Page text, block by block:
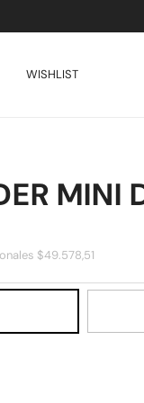
WISHLIST
MINI
$49.578,51